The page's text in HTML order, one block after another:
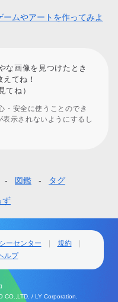
ムやアートを作ってみよ
な画像を見つけたとき
えてね！
てね）
・安全に使うことのでき
示されないようにするし
図鑑 タグ
ず
ーセンター
規約
ルプ
CO.,LTD. / LY Corporation.